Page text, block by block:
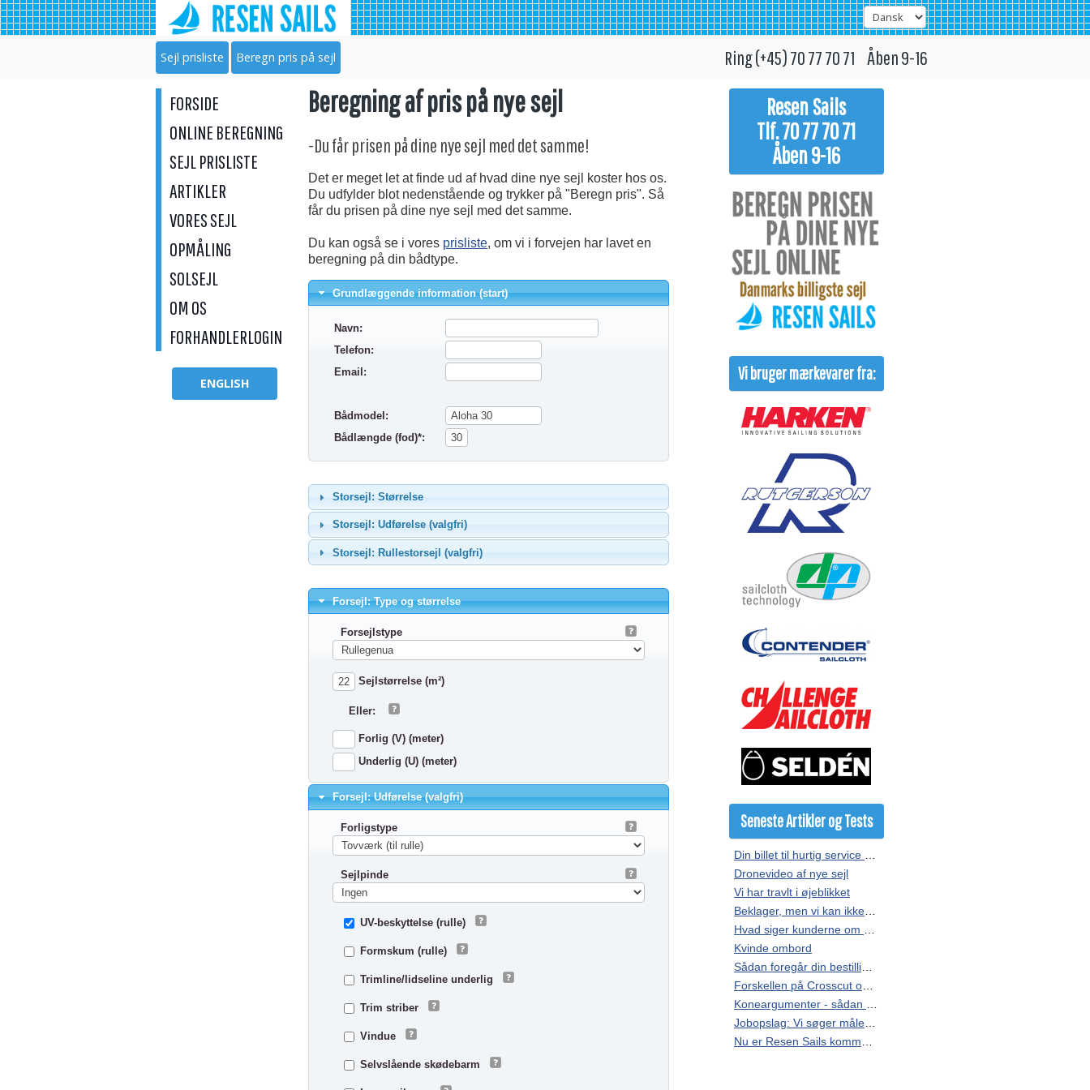
Sejl prisliste Beregn pris på sejl
Ring (+45) 70 77 70 71 Åben 9-16
FORSIDE
ONLINE BEREGNING
SEJL PRISLISTE
ARTIKLER
VORES SEJL
OPMÅLING
SOLSEJL
OM OS
FORHANDLERLOGIN
ENGLISH
Beregning af pris på nye sejl
-Du får prisen på dine nye sejl med det samme!
Det er meget let at finde ud af hvad dine nye sejl koster hos os.
Du udfylder blot nedenstående og trykker på "Beregn pris". Så
får du prisen på dine nye sejl med det samme.
Du kan også se i vores prisliste, om vi i forvejen har lavet en
beregning på din bådtype.
Grundlæggende information (start)
Navn:
Telefon:
Email:
Bådmodel:
Bådlængde (fod)*:
Storsejl: Størrelse
Storsejl: Udførelse (valgfri)
Storsejl: Rullestorsejl (valgfri)
Forsejl: Type og størrelse
Forsejlstype
Sejlstørrelse (m²)
Eller:
Forlig (V) (meter)
Underlig (U) (meter)
Forsejl: Udførelse (valgfri)
Forligstype
Sejlpinde
UV-beskyttelse (rulle)
Formskum (rulle)
Trimline/lidseline underlig
Trim striber
Vindue
Selvslående skødebarm
Resen Sails
Tlf. 70 77 70 71
Åben 9-16
Vi bruger mærkevarer fra:
Seneste Artikler og Tests
Dronevideo af nye sejl
Vi har travlt i øjeblikket
Kvinde ombord